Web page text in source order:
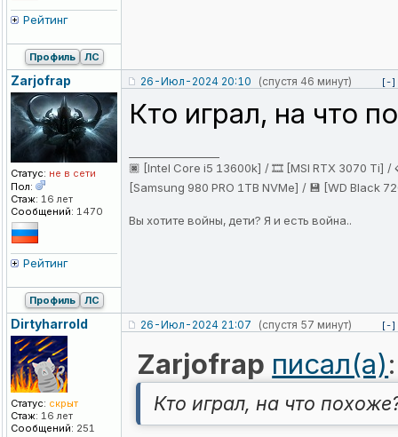
Рейтинг
Профиль ЛС
Zarjofrap
Статус: не в сети
Пол:
Стаж: 16 лет
Сообщений: 1470
Рейтинг
26-Июл-2024 20:10 (спустя 46 минут) [-]
Кто играл, на что
🏿 [Intel Core i5 13600k] / 🎞️ [MSI RTX 3070 Ti] /
[Samsung 980 PRO 1TB NVMe] / 💾 [WD Black
Вы хотите войны, дети? Я и есть война..
Профиль ЛС
Dirtyharrold
Статус: скрыт
Стаж: 16 лет
Сообщений: 251
26-Июл-2024 21:07 (спустя 57 минут) [-]
Zarjofrap писал(а):
Кто играл, на что